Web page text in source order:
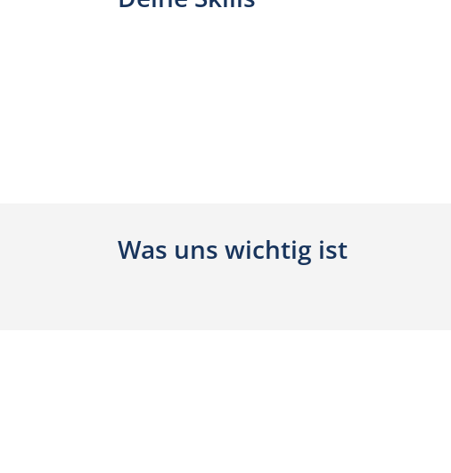
Was uns wichtig ist